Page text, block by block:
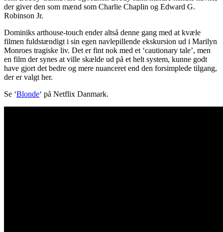
der giver den som mænd som Charlie Chaplin og Edward G.
Robinson Jr.
Dominiks arthouse-touch ender altså denne gang med at kvæle
filmen fuldstændigt i sin egen navlepillende ekskursion ud i Marilyn
Monroes tragiske liv. Det er fint nok med et ‘cautionary tale’, men
en film der synes at ville skælde ud på et helt system, kunne godt
have gjort det bedre og mere nuanceret end den forsimplede tilgang,
der er valgt her.
Se ‘Blonde‘ på Netflix Danmark.